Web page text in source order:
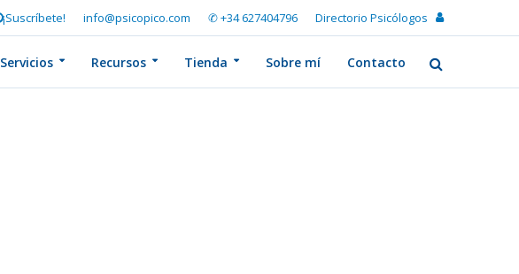
¡Suscríbete! info@psicopico.com ✆ +34 627404796 Directorio Psicólogos
Servicios Recursos Tienda Sobre mí Contacto